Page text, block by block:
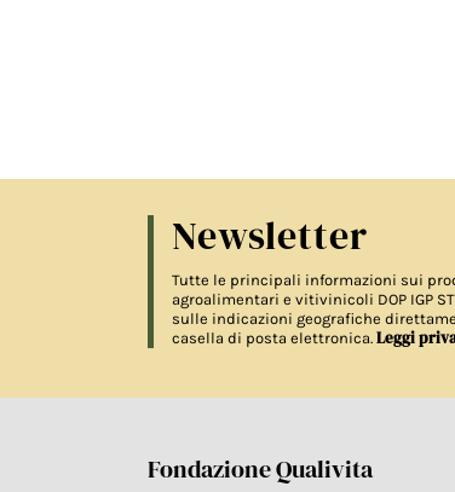
Newsletter
Tutte le principali informazioni sui
agroalimentari e vitivinicoli DOP IGP
sulle indicazioni geografiche
casella di posta elettronica. Leggi
Fondazione Qualivita